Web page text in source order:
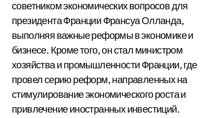
советником экономических вопросов для
президента Франции Франсуа Олланда,
выполняя важные реформы в экономике и
бизнесе. Кроме того, он стал министром
хозяйства и промышленности Франции, где
провел серию реформ, направленных на
стимулирование экономического роста и
привлечение иностранных инвестиций.